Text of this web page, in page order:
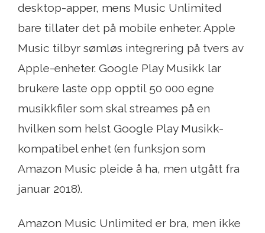
desktop-apper, mens Music Unlimited
bare tillater det på mobile enheter. Apple
Music tilbyr sømløs integrering på tvers av
Apple-enheter. Google Play Musikk lar
brukere laste opp opptil 50 000 egne
musikkfiler som skal streames på en
hvilken som helst Google Play Musikk-
kompatibel enhet (en funksjon som
Amazon Music pleide å ha, men utgått fra
januar 2018).
Amazon Music Unlimited er bra, men ikke